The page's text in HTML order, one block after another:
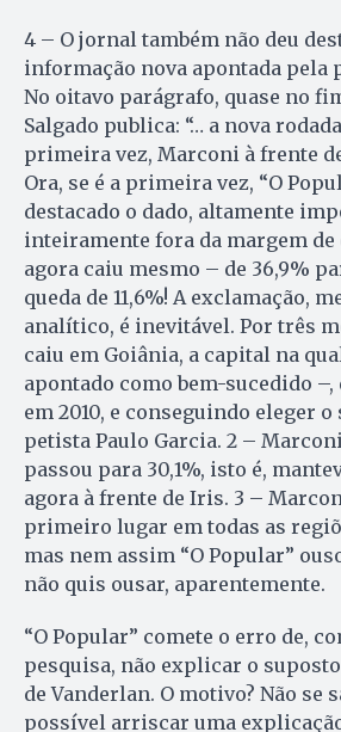
4 – O jornal também não deu
informação nova apontada pela
No oitavo parágrafo, quase no
Salgado publica: “… a nova
primeira vez, Marconi à frente
Ora, se é a primeira vez, “O
destacado o dado, altamente
inteiramente fora da margem
agora caiu mesmo – de 36,9%
queda de 11,6%! A exclamação,
analítico, é inevitável. Por três
caiu em Goiânia, a capital na
apontado como bem-sucedido
em 2010, e conseguindo eleger o
petista Paulo Garcia. 2 –
passou para 30,1%, isto é,
agora à frente de Iris. 3 –
primeiro lugar em todas as
mas nem assim “O Popular”
não quis ousar, aparentemente.
“O Popular” comete o erro de,
pesquisa, não explicar o
de Vanderlan. O motivo? Não se
possível arriscar uma